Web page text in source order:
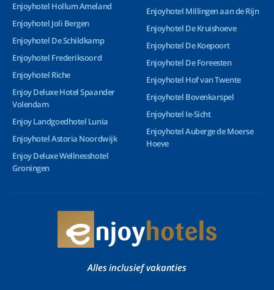
Enjoyhotel Hollum Ameland
Enjoyhotel Joli Bergen
Enjoyhotel De Schildkamp
Enjoyhotel Frederiksoord
Enjoyhotel Riche
Enjoy Deluxe Hotel Spaander
Volendam
Enjoy Landgoedhotel Lunia
Enjoyhotel Astoria Noordwijk
Enjoy Deluxe Wellnesshotel
Groningen
Enjoyhotel Millingen aan de Rijn
Enjoyhotel De Kruishoeve
Enjoyhotel De Koepoort
Enjoyhotel De Foreesten
Enjoyhotel Hof van Twente
Enjoyhotel Bovenkarspel
Enjoyhotel Ie-Sicht
Enjoyhotel Auberge de Moerse
Hoeve
Alles inclusief vakanties